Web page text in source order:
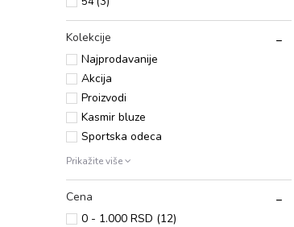
Kolekcije
Najprodavanije
Akcija
Proizvodi
Kasmir bluze
Sportska odeca
Prikažite više
Cena
0 - 1.000 RSD (12)